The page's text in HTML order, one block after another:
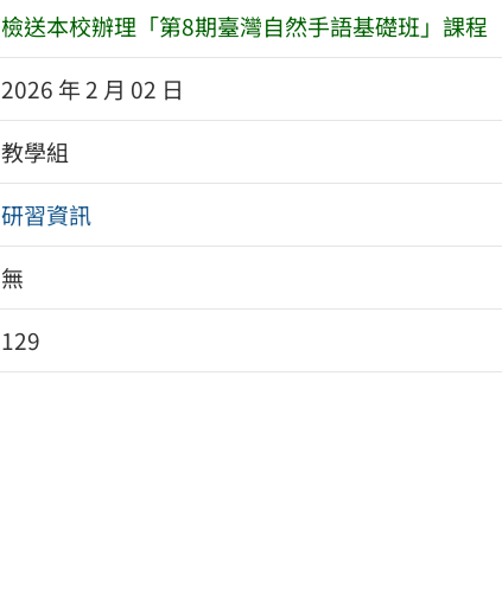
檢送本校辦理「第8期臺灣自然手語基礎班」課程
2026 年 2 月 02 日
教學組
研習資訊
無
129